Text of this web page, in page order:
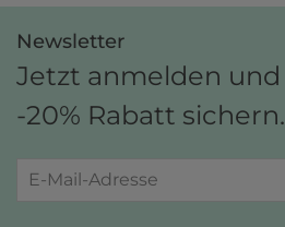
Newsletter
Jetzt anmelden und
-20% Rabatt sichern.